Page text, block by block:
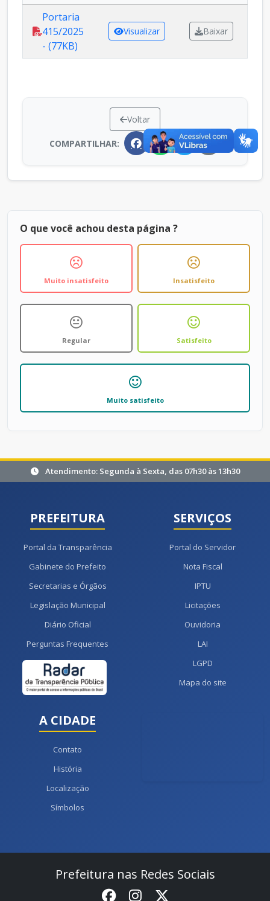
Portaria
415/2025
- (77KB)
Visualizar Baixar
Voltar
COMPARTILHAR:
O que você achou desta página ?
Muito insatisfeito Insatisfeito
Regular Satisfeito
Muito satisfeito
Atendimento: Segunda à Sexta, das 07h30 às 13h30
PREFEITURA
Portal da Transparência
Gabinete do Prefeito
Secretarias e Órgãos
Legislação Municipal
Diário Oficial
Perguntas Frequentes
SERVIÇOS
Portal do Servidor
Nota Fiscal
IPTU
Licitações
Ouvidoria
LAI
LGPD
Mapa do site
A CIDADE
Contato
História
Localização
Símbolos
Prefeitura nas Redes Sociais